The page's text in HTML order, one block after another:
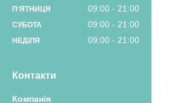
ПʼЯТНИЦЯ 09:00 21:00
СУБОТА 09:00 21:00
НЕДІЛЯ 09:00 21:00
Контакти